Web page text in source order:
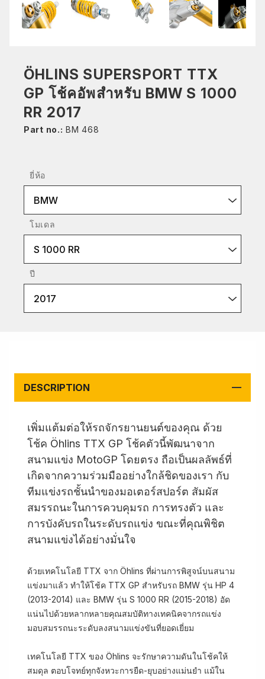
ÖHLINS SUPERSPORT TTX
GP โช้คอัพสำหรับ BMW S 1000
RR 2017
Part no.: BM 468
ยี่ห้อ
BMW
โมเดล
S 1000 RR
ปี
2017
DESCRIPTION
เพิ่มแต้มต่อให้รถจักรยานยนต์ของคุณ ด้วย
โช้ค Öhlins TTX GP โช้คตัวนี้พัฒนาจาก
สนามแข่ง MotoGP โดยตรง ถือเป็นผลลัพธ์ที่
เกิดจากความร่วมมืออย่างใกล้ชิดของเรา กับ
ทีมแข่งรถชั้นนำของมอเตอร์สปอร์ต สัมผัส
สมรรถนะในการควบคุมรถ การทรงตัว และ
การบังคับรถในระดับรถแข่ง ขณะที่คุณพิชิต
สนามแข่งได้อย่างมั่นใจ
ด้วยเทคโนโลยี TTX จาก Öhlins ที่ผ่านการพิสูจน์บนสนาม
แข่งมาแล้ว ทำให้โช้ค TTX GP สำหรับรถ BMW รุ่น HP 4
(2013-2014) และ BMW รุ่น S 1000 RR (2015-2018) อัด
แน่นไปด้วยหลากหลายคุณสมบัติทางเทคนิคจากรถแข่ง
มอบสมรรถนะระดับลงสนามแข่งขันที่ยอดเยี่ยม
เทคโนโลยี TTX ของ Öhlins จะรักษาความดันในโช้คให้
สมดุล ตอบโจทย์ทุกจังหวะการยืด-ยุบอย่างแม่นยำ แม้ใน